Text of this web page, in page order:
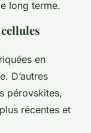
long terme.
en
D’autres
pérovskites,
récentes et